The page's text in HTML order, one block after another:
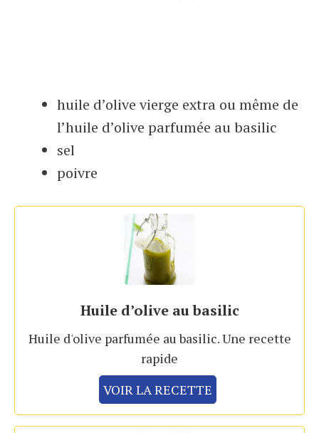
huile d’olive vierge extra ou même de
l’huile d’olive parfumée au basilic
sel
poivre
Huile d’olive au basilic
Huile d'olive parfumée au basilic. Une recette
rapide
VOIR LA RECETTE